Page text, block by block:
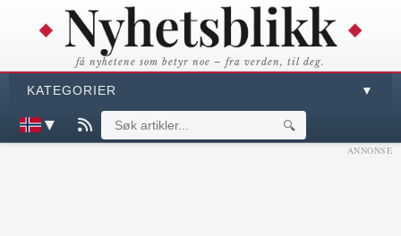
få nyhetene som betyr noe – fra verden, til deg.
KATEGORIER ▼
▼ 🔍
ANNONSE